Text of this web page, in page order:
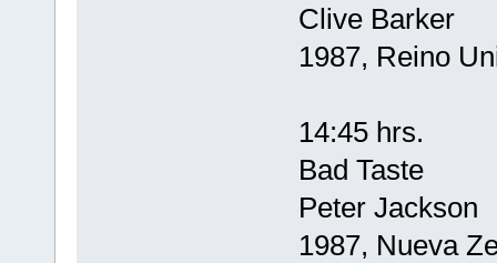
Clive Barker
1987, Reino
14:45 hrs.
Bad Taste
Peter Jackson
1987, Nueva